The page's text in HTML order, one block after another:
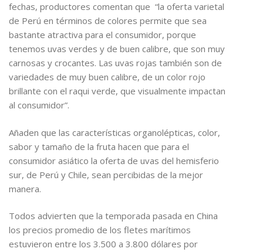
fechas, productores comentan que “la oferta varietal
de Perú en términos de colores permite que sea
bastante atractiva para el consumidor, porque
tenemos uvas verdes y de buen calibre, que son muy
carnosas y crocantes. Las uvas rojas también son de
variedades de muy buen calibre, de un color rojo
brillante con el raqui verde, que visualmente impactan
al consumidor”.
Añaden que las características organolépticas, color,
sabor y tamaño de la fruta hacen que para el
consumidor asiático la oferta de uvas del hemisferio
sur, de Perú y Chile, sean percibidas de la mejor
manera.
Todos advierten que la temporada pasada en China
los precios promedio de los fletes marítimos
estuvieron entre los 3.500 a 3.800 dólares por